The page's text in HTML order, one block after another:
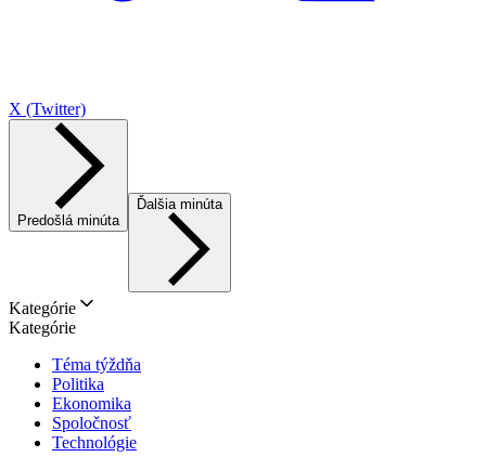
X (Twitter)
Predošlá minúta
Ďalšia minúta
Kategórie
Kategórie
Téma týždňa
Politika
Ekonomika
Spoločnosť
Technológie